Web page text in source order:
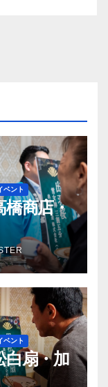
ベント
橋商店・
ベント
白扇・加